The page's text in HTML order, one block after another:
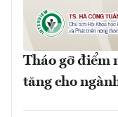
Tháo gỡ điểm
tăng cho